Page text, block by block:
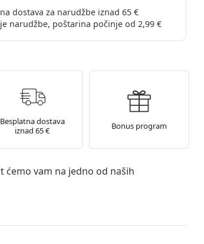
dostava za narudžbe iznad 65 €
narudžbe, poštarina počinje od 2,99 €
Besplatna dostava
iznad 65 €
Bonus program
ćemo vam na jedno od naših